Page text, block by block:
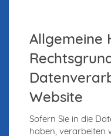
Allgemeine
Website
Sofern Sie in die
haben, verarbeiten